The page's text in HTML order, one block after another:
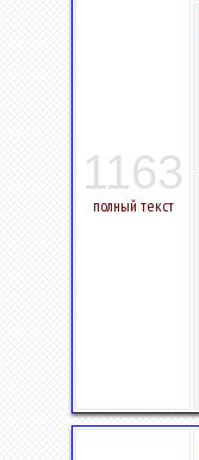
1163
полный текст